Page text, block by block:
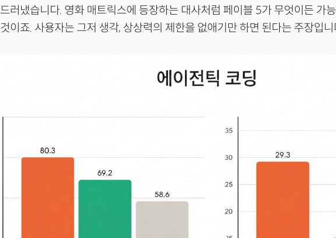
드러냈습니다. 영화 매트릭스에 등장하는 대사처럼 페이블 5가 무엇이든 가
것이죠. 사용자는 그저 생각, 상상력의 제한을 없애기만 하면 된다는 주장입니